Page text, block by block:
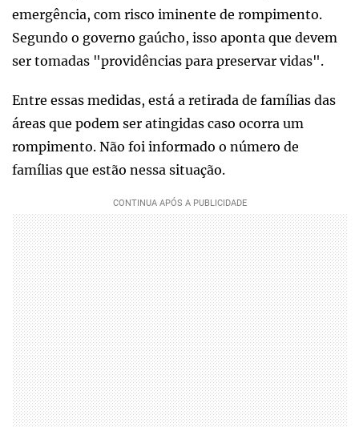
emergência, com risco iminente de rompimento.
Segundo o governo gaúcho, isso aponta que devem
ser tomadas "providências para preservar vidas".
Entre essas medidas, está a retirada de famílias das
áreas que podem ser atingidas caso ocorra um
rompimento. Não foi informado o número de
famílias que estão nessa situação.